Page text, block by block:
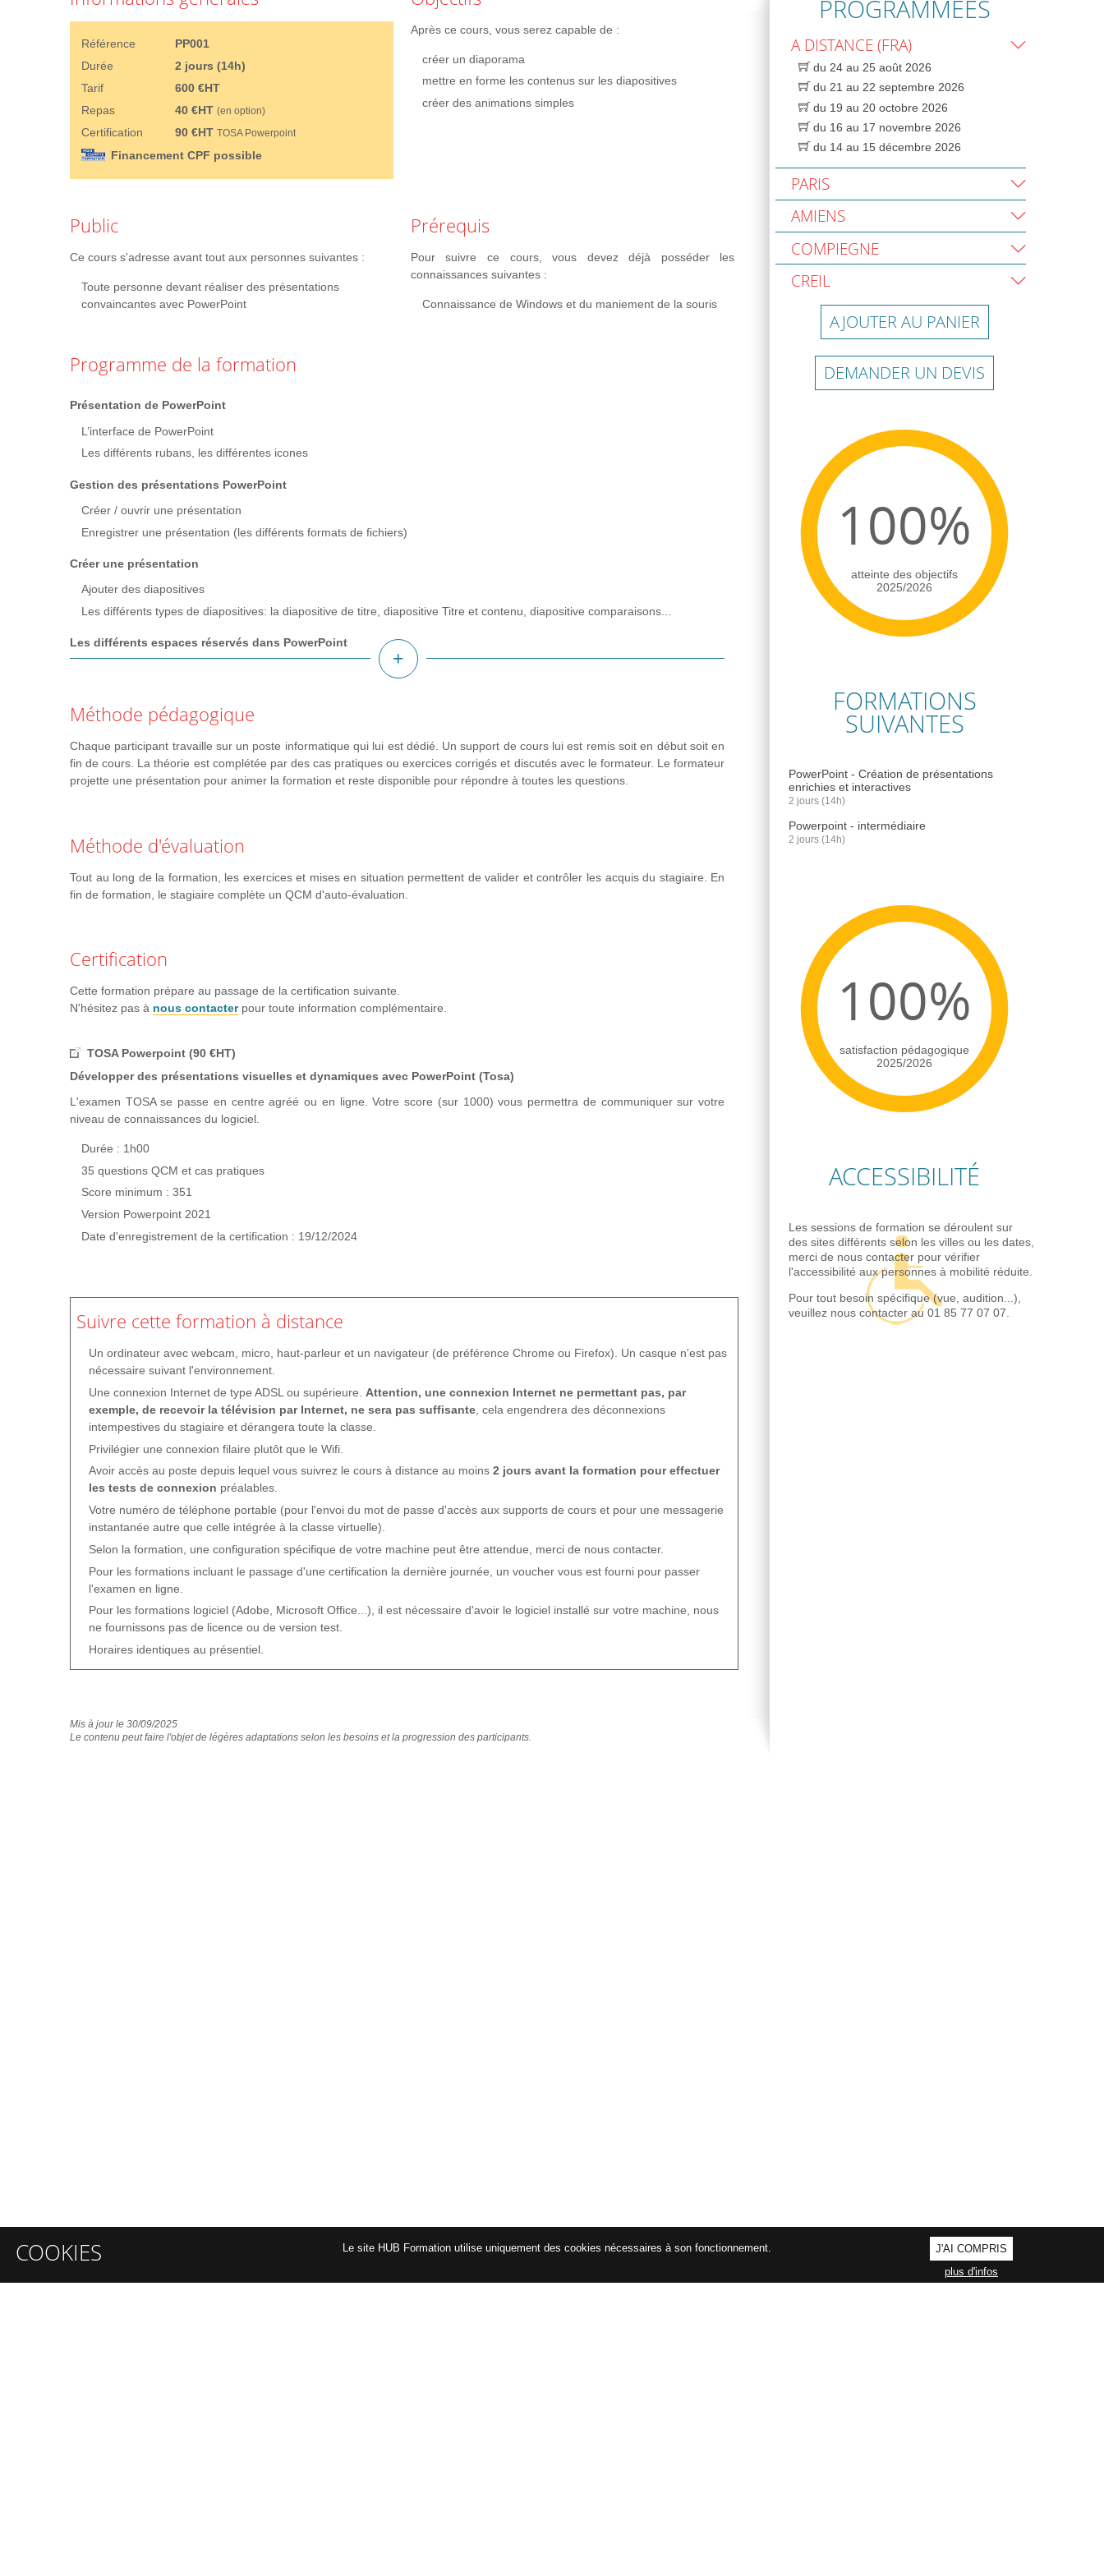
Référence
PP001
Durée
2 jours (14h)
Tarif
600 €HT
Repas
40 €HT(en option)
Certification 90 €HT TOSA Powerpoint
Financement CPF possible
Après ce cours, vous serez capable de :
créer un diaporama
mettre en forme les contenus sur les diapositives
créer des animations simples
Public
Ce cours s'adresse avant tout aux personnes suivantes :
Toute personne devant réaliser des présentations
convaincantes avec PowerPoint
Prérequis
Pour suivre ce cours, vous devez déjà posséder les
connaissances suivantes :
Connaissance de Windows et du maniement de la souris
Programme de la formation
Présentation de PowerPoint
L’interface de PowerPoint
Les différents rubans, les différentes icones
Gestion des présentations PowerPoint
Créer / ouvrir une présentation
Enregistrer une présentation (les différents formats de fichiers)
Créer une présentation
Ajouter des diapositives
Les différents types de diapositives: la diapositive de titre, diapositive Titre et contenu, diapositive comparaisons...
Les différents espaces réservés dans PowerPoint
Les zones de titre
Créer un tableau dans PowerPoint, Fusionner / fractionner, gérer les bordures, uniformiser les largeurs / hauteurs
Les graphiques
Insérer des images sur des diapositives
Les différents Smart Arts, les insérer / les modifier et les mettre en forme
Aligner, distribuer les objets entre eux / sur la diapositive
L'animation d'une présentation
Créer des transitionsentre diapositives
Créer des animations simples
Uniformiser la présentation
Utiliser un thème prédéfini
Modifier un masque
Utiliser / Créer un thème (jeu de couleur, jeu de police)
Projection d'un diaporama
Créer et projeter un diaporama
Définir les options d'impression
Méthode pédagogique
Chaque participant travaille sur un poste informatique qui lui est dédié. Un support de cours lui est remis soit en début soit en
fin de cours. La théorie est complétée par des cas pratiques ou exercices corrigés et discutés avec le formateur. Le formateur
projette une présentation pour animer la formation et reste disponible pour répondre à toutes les questions.
Méthode d'évaluation
Tout au long de la formation, les exercices et mises en situation permettent de valider et contrôler les acquis du stagiaire. En
fin de formation, le stagiaire complète un QCM d'auto-évaluation.
Certification
Cette formation prépare au passage de la certification suivante.
N'hésitez pas à nous contacterpour toute information complémentaire.
TOSA Powerpoint (90 €HT)
Développer des présentations visuelles et dynamiques avec PowerPoint (Tosa)
L'examen TOSA se passe en centre agréé ou en ligne. Votre score (sur 1000) vous permettra de communiquer sur votre
niveau de connaissances du logiciel.
Durée : 1h00
35 questions QCM et cas pratiques
Score minimum : 351
Version Powerpoint 2021
Date d'enregistrement de la certification : 19/12/2024
Suivre cette formation à distance
Un ordinateur avec webcam, micro, haut-parleur et un navigateur (de préférence Chrome ou Firefox). Un casque n'est pas
nécessaire suivant l'environnement.
Une connexion Internet de type ADSL ou supérieure. Attention, une connexion Internet ne permettant pas, par
exemple, de recevoir la télévision par Internet, ne sera pas suffisante, cela engendrera des déconnexions
intempestives du stagiaire et dérangera toute la classe.
Privilégier une connexion filaire plutôt que le Wifi.
Avoir accès au poste depuis lequel vous suivrez le cours à distance au moins 2 jours avant la formation pour effectuer
les tests de connexion préalables.
Votre numéro de téléphone portable (pour l'envoi du mot de passe d'accès aux supports de cours et pour une messagerie
instantanée autre que celle intégrée à la classe virtuelle).
Selon la formation, une configuration spécifique de votre machine peut être attendue, merci de nous contacter.
Pour les formations incluant le passage d'une certification la dernière journée, un voucher vous est fourni pour passer
l'examen en ligne.
Pour les formations logiciel (Adobe, Microsoft Office...), il est nécessaire d'avoir le logiciel installé sur votre machine, nous
ne fournissons pas de licence ou de version test.
Horaires identiques au présentiel.
Mis à jour le 30/09/2025
Le contenu peut faire l'objet de légères adaptations selon les besoins et la progression des participants.
PROGRAMMÉES
A DISTANCE (FRA)
du 24 au 25 août 2026
du 21 au 22 septembre 2026
du 19 au 20 octobre 2026
du 16 au 17 novembre 2026
du 14 au 15 décembre 2026
PARIS
AMIENS
COMPIEGNE
CREIL
AJOUTER AU PANIER
DEMANDER UN DEVIS
100%
atteinte des objectifs
2025/2026
FORMATIONS
SUIVANTES
PowerPoint - Création de présentations
enrichies et interactives
2 jours (14h)
Powerpoint - intermédiaire
2 jours (14h)
100%
satisfaction pédagogique
2025/2026
ACCESSIBILITÉ
Les sessions de formation se déroulent sur
des sites différents selon les villes ou les dates,
merci de nous contacter pour vérifier
l'accessibilité aux personnes à mobilité réduite.
Pour tout besoin spécifique (vue, audition...),
veuillez nous contacter au 01 85 77 07 07.
COOKIES Le site HUB Formation utilise uniquement des cookies nécessaires à son fonctionnement.
J'AI COMPRIS
plus d'infos